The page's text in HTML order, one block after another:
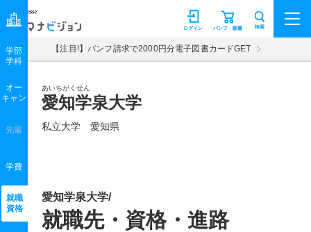
マナビジョン パンフ・願書
ログイン 検索
【注目!】パンフ請求で2000円分電子図書カードGET
あいちがくせん
愛知学泉大学
私立大学 愛知県
学部
学科
オー
キャン
先輩
学費
就職
資格
愛知学泉大学/
就職先・資格・進路